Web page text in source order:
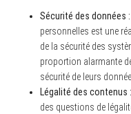
Sécurité des données :
personnelles est une
de la sécurité des
proportion alarmante
sécurité de leurs
Légalité des contenus :
des questions de